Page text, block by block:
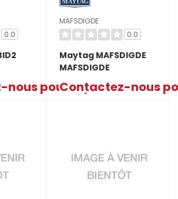
0.0
nous pour le prix
MAFSDIGDE
0.0
Maytag MAFSDIGDE
MAFSDIGDE
Contactez-nous